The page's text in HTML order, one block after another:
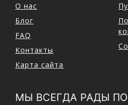
О нас
Блог
FAQ
Контакты
Карта сайта
МЫ ВСЕГДА РАДЫ